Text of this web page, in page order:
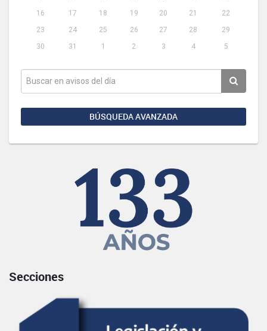
16
17 18 19 20 21
22
23
24 25 26 27 28
29
30
31 1 2 3 4 5
BÚSQUEDA AVANZADA
Secciones